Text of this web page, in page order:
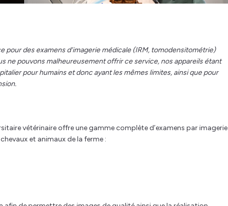
des examens d’imagerie médicale (IRM, tomodensitométrie)
ne pouvons malheureusement offrir ce service, nos appareils étant
pour humains et donc ayant les mêmes limites, ainsi que pour
vétérinaire offre une gamme complète d’examens par imagerie
et animaux de la ferme :